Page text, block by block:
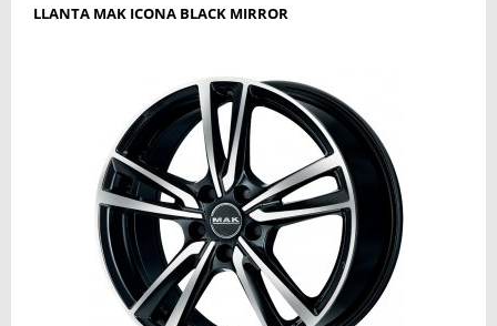
LLANTA MAK ICONA BLACK MIRROR